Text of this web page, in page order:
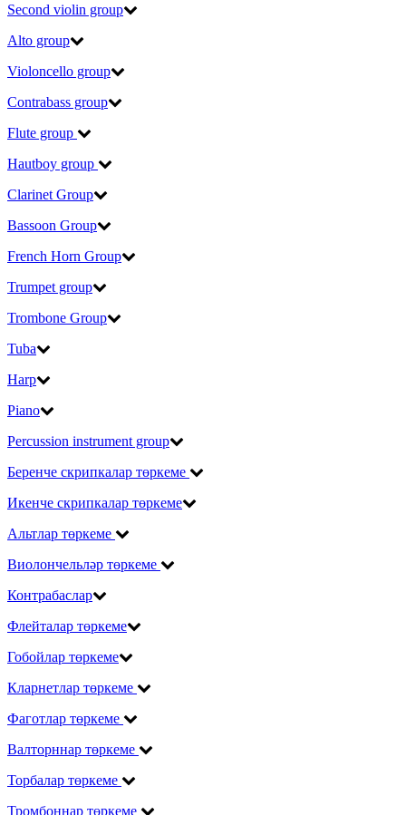
Second violin group
Alto group
Violoncello group
Contrabass group
Flute group
Hautboy group
Clarinet Group
Bassoon Group
French Horn Group
Trumpet group
Trombone Group
Tuba
Harp
Piano
Percussion instrument group
Беренче скрипкалар төркеме
Икенче скрипкалар төркеме
Альтлар төркеме
Виолончельләр төркеме
Контрабаслар
Флейталар төркеме
Гобойлар төркеме
Кларнетлар төркеме
Фаготлар төркеме
Валторннар төркеме
Торбалар төркеме
Тромбоннар төркеме